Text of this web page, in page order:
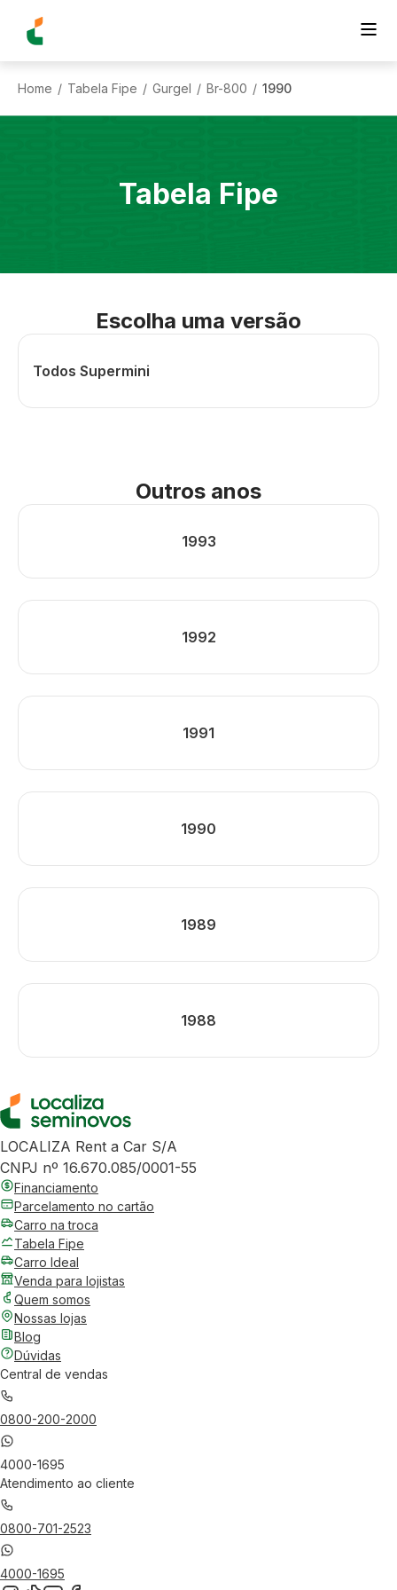
Home / Tabela Fipe / Gurgel / Br-800 / 1990
Tabela Fipe
Escolha uma versão
Todos Supermini
Outros anos
1993
1992
1991
1990
1989
1988
LOCALIZA Rent a Car S/A
CNPJ nº 16.670.085/0001-55
Financiamento
Parcelamento no cartão
Carro na troca
Tabela Fipe
Carro Ideal
Venda para lojistas
Quem somos
Nossas lojas
Blog
Dúvidas
Central de vendas
0800-200-2000
4000-1695
Atendimento ao cliente
0800-701-2523
4000-1695